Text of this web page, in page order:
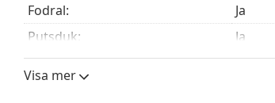
Fodral:
Ja
Putsduk:
Ja
Övrigt
Visa mer